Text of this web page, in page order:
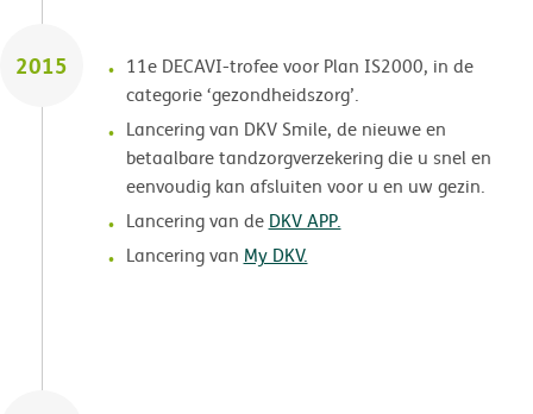
2015
11e DECAVI-trofee voor Plan IS2000, in de
categorie ‘gezondheidszorg’.
Lancering van DKV Smile, de nieuwe en
betaalbare tandzorgverzekering die u snel en
eenvoudig kan afsluiten voor u en uw gezin.
Lancering van de DKV APP.
Lancering van My DKV.